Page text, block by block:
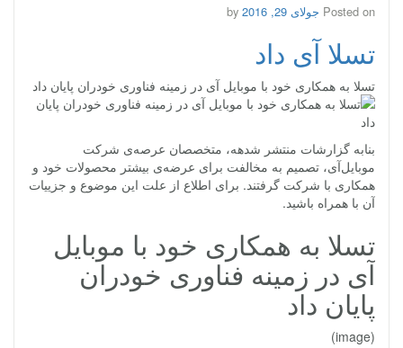
Posted on جولای 29, 2016
تسلا آی داد
تسلا به همکاری خود با موبایل آی در زمینه فناوری خودران پایان داد
بنابه گزارشات منتشر شدهه، متخصصان عرصه‌ی شرکت
موبایل‌آی، تصمیم به مخالفت برای عرضه‌ی بیشتر محصولات خود و
همکاری با شرکت گرفتند. برای اطلاع از علت این موضوع و جزییات
آن با همراه باشید.
تسلا به همکاری خود با موبایل
آی در زمینه فناوری خودران
پایان داد
(image)